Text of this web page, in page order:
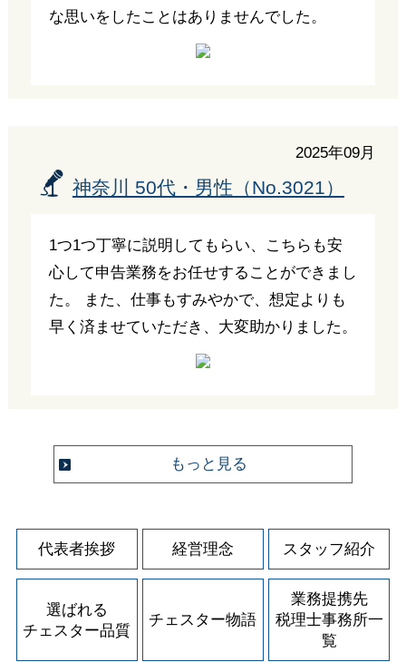
な思いをしたことはありませんでした。
2025年09月
神奈川 50代・男性（No.3021）
1つ1つ丁寧に説明してもらい、こちらも安
心して申告業務をお任せすることができまし
た。 また、仕事もすみやかで、想定よりも
早く済ませていただき、大変助かりました。
もっと見る
代表者挨拶 経営理念 スタッフ紹介
選ばれる
チェスター品質
チェスター物語
業務提携先
税理士事務所一
覧